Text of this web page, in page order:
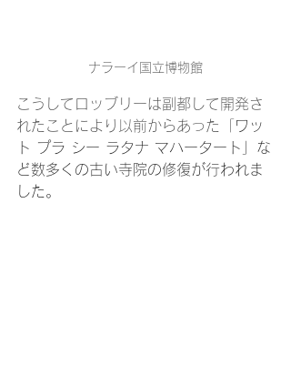
ナラーイ国立博物館
こうしてロッブリーは副都して開発さ
れたことにより以前からあった「
ワッ
ト プラ シー ラタナ マハータート」な
ど数多くの古い寺院の修復が行われま
した。